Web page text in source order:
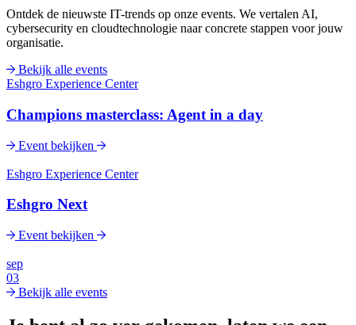
Ontdek de nieuwste IT-trends op onze events. We vertalen AI,
cybersecurity en cloudtechnologie naar concrete stappen voor jouw
organisatie.
Bekijk alle events
Eshgro Experience Center
Champions masterclass: Agent in a day
Event bekijken
Eshgro Experience Center
Eshgro Next
Event bekijken
sep
03
Bekijk alle events